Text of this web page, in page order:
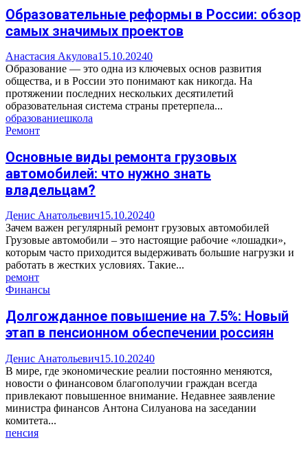
Образовательные реформы в России: обзор
самых значимых проектов
Анастасия Акулова15.10.20240
Образование — это одна из ключевых основ развития
общества, и в России это понимают как никогда. На
протяжении последних нескольких десятилетий
образовательная система страны претерпела...
образованиешкола
Ремонт
Основные виды ремонта грузовых
автомобилей: что нужно знать
владельцам?
Денис Анатольевич15.10.20240
Зачем важен регулярный ремонт грузовых автомобилей
Грузовые автомобили – это настоящие рабочие «лошадки»,
которым часто приходится выдерживать большие нагрузки и
работать в жестких условиях. Такие...
ремонт
Финансы
Долгожданное повышение на 7.5%: Новый
этап в пенсионном обеспечении россиян
Денис Анатольевич15.10.20240
В мире, где экономические реалии постоянно меняются,
новости о финансовом благополучии граждан всегда
привлекают повышенное внимание. Недавнее заявление
министра финансов Антона Силуанова на заседании
комитета...
пенсия